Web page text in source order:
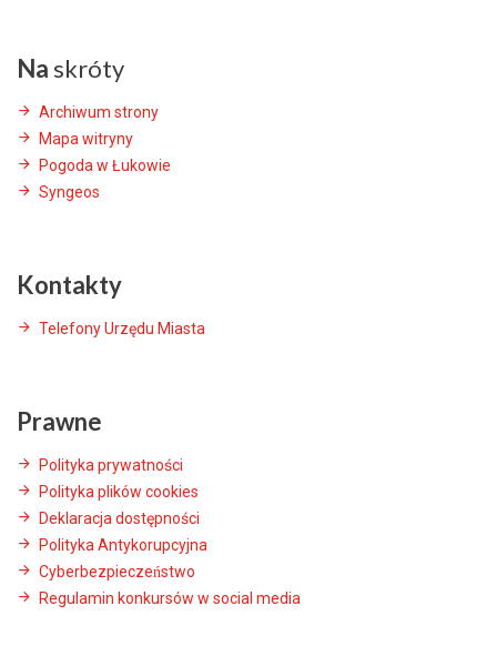
Na skróty
Archiwum strony
Mapa witryny
Pogoda w Łukowie
Syngeos
Kontakty
Telefony Urzędu Miasta
Prawne
Polityka prywatności
Polityka plików cookies
Deklaracja dostępności
Polityka Antykorupcyjna
Cyberbezpieczeństwo
Regulamin konkursów w social media